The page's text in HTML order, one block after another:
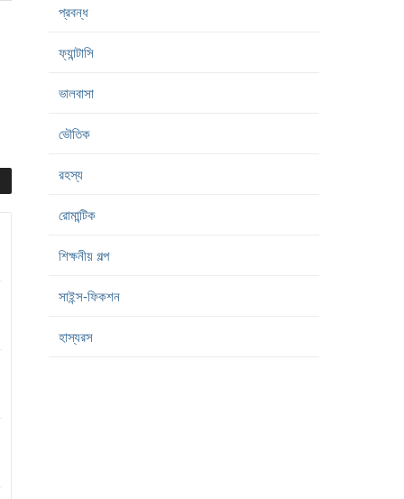
প্রবন্ধ
ফ্যান্টাসি
ভালবাসা
ভৌতিক
রহস্য
রোমান্টিক
শিক্ষনীয় গল্প
সাইন্স-ফিকশন
হাস্যরস